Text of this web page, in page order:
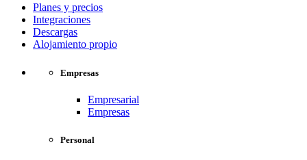
Planes y precios
Integraciones
Descargas
Alojamiento propio
Empresas
Empresarial
Empresas
Personal